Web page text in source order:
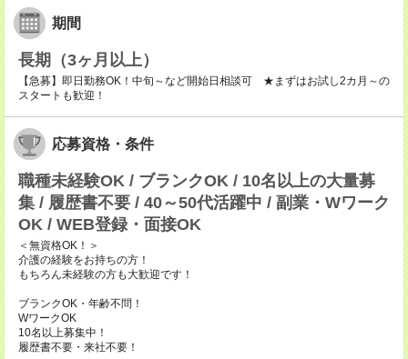
期間
長期（3ヶ月以上）
【急募】即日勤務OK！中旬～など開始日相談可 ★まずはお試し2カ月～の
スタートも歓迎！
応募資格・条件
職種未経験OK / ブランクOK / 10名以上の大量募
集 / 履歴書不要 / 40～50代活躍中 / 副業・Wワーク
OK / WEB登録・面接OK
＜無資格OK！＞
介護の経験をお持ちの方！
もちろん未経験の方も大歓迎です！
ブランクOK・年齢不問！
WワークOK
10名以上募集中！
履歴書不要・来社不要！